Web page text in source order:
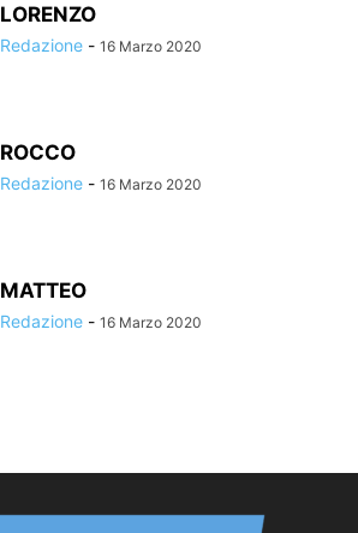
LORENZO
Redazione - 16 Marzo 2020
ROCCO
Redazione - 16 Marzo 2020
MATTEO
Redazione - 16 Marzo 2020